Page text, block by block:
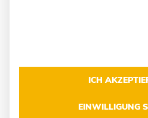
Kürbiskerne, Haferflocken,
Roggenvollkornschrot
ICH
EINWILLIGUNG